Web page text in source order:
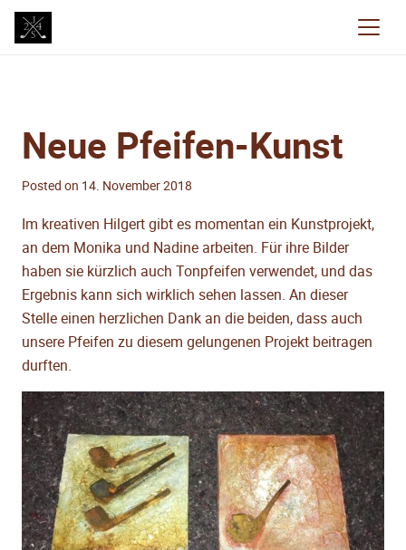
Neue Pfeifen-Kunst
Posted on 14. November 2018
Im kreativen Hilgert gibt es momentan ein Kunstprojekt,
an dem Monika und Nadine arbeiten. Für ihre Bilder
haben sie kürzlich auch Tonpfeifen verwendet, und das
Ergebnis kann sich wirklich sehen lassen. An dieser
Stelle einen herzlichen Dank an die beiden, dass auch
unsere Pfeifen zu diesem gelungenen Projekt beitragen
durften.